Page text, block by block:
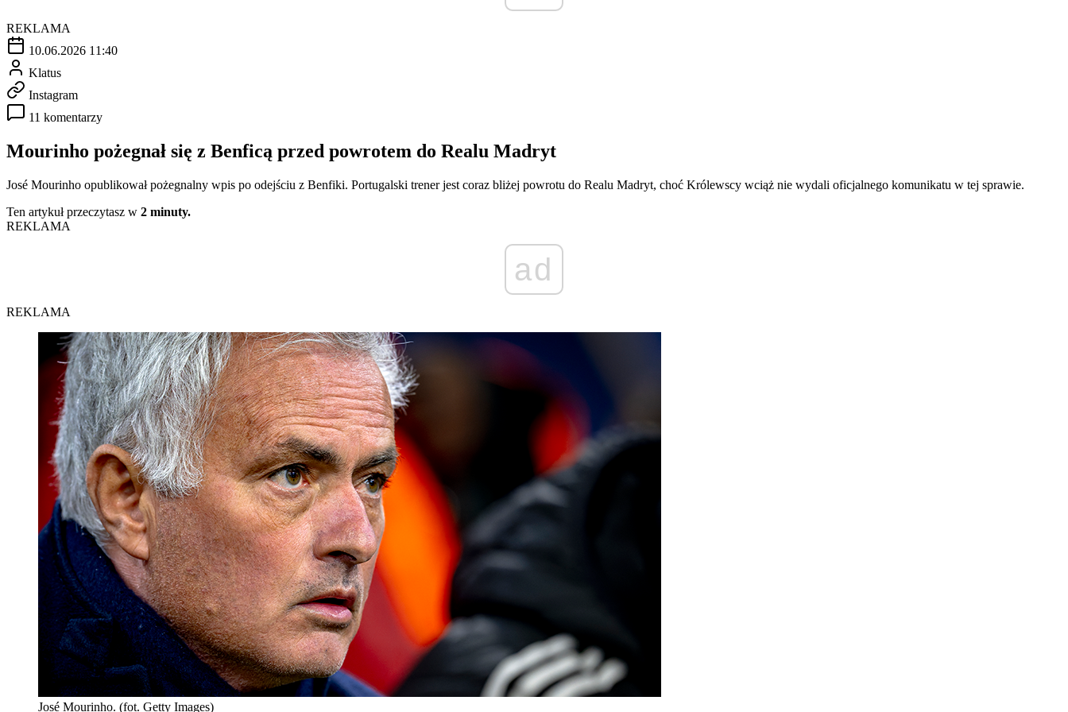
REKLAMA
10.06.2026 11:40
Klatus
Instagram
11 komentarzy
Mourinho pożegnał się z Benficą przed powrotem do Realu Madryt
José Mourinho opublikował pożegnalny wpis po odejściu z Benfiki. Portugalski trener jest coraz bliżej powrotu do Realu Madryt, choć Królewscy wciąż nie wydali oficjalnego komunikatu w tej sprawie.
Ten artykuł przeczytasz w 2 minuty.
REKLAMA
ad
REKLAMA
José Mourinho. (fot. Getty Images)